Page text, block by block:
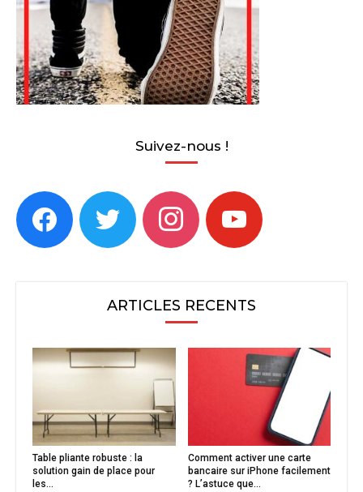
Suivez-nous !
facebook twitter instagram youtube
ARTICLES RECENTS
Table pliante robuste : la
solution gain de place pour
les...
Comment activer une carte
bancaire sur iPhone facilement
? L’astuce que...